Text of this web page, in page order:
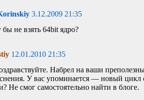
3.12.2009 21:35
не взять 64bit ядро?
12.01.2010 21:35
Набрел на ваши
У вас упоминается — новый цикл
Не смог самостоятельно найти в блоге.